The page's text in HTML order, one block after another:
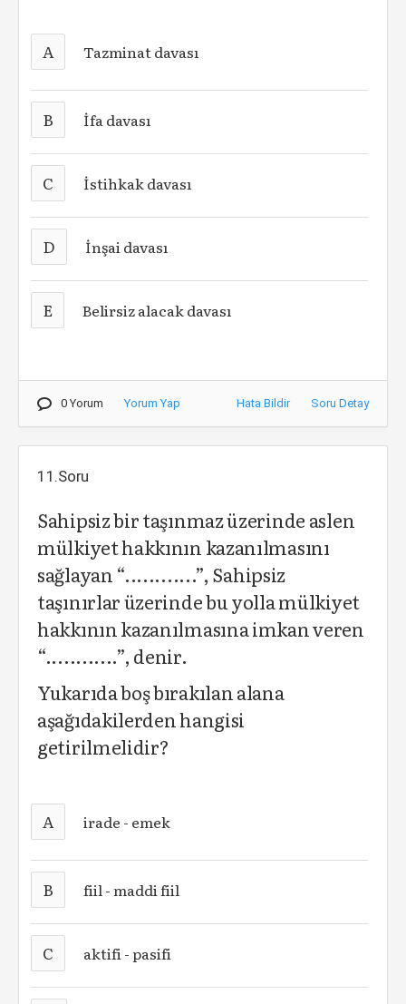
A Tazminat davası
B İfa davası
C İstihkak davası
D İnşai davası
E Belirsiz alacak davası
0 Yorum Yorum Yap Hata Bildir Soru Detay
11.Soru
Sahipsiz bir taşınmaz üzerinde aslen
mülkiyet hakkının kazanılmasını
sağlayan “............”, Sahipsiz
taşınırlar üzerinde bu yolla mülkiyet
hakkının kazanılmasına imkan veren
“............”, denir.
Yukarıda boş bırakılan alana
aşağıdakilerden hangisi
getirilmelidir?
A irade - emek
B fiil - maddi fiil
C aktifi - pasifi